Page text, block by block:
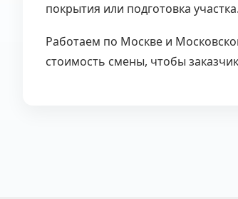
покрытия или подготовка участка.
Работаем по Москве и
стоимость смены, чтобы